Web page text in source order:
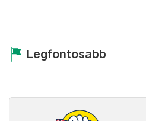
Legfontosabb